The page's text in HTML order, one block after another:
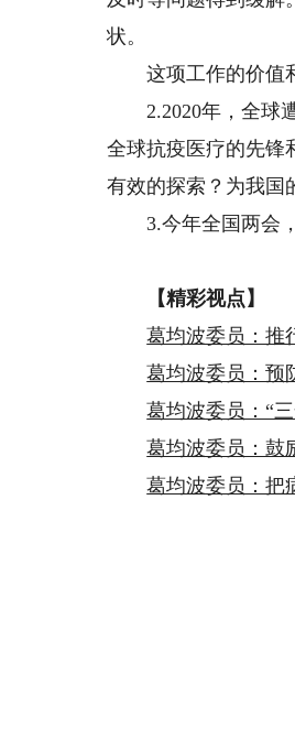
状。
这项工作的价值和
2.2020年，全球遭
全球抗疫医疗的先锋
有效的探索？为我国
3.今年全国两会，
【精彩视点】
葛均波委员：推
葛均波委员：预
葛均波委员：“
葛均波委员：鼓
葛均波委员：把